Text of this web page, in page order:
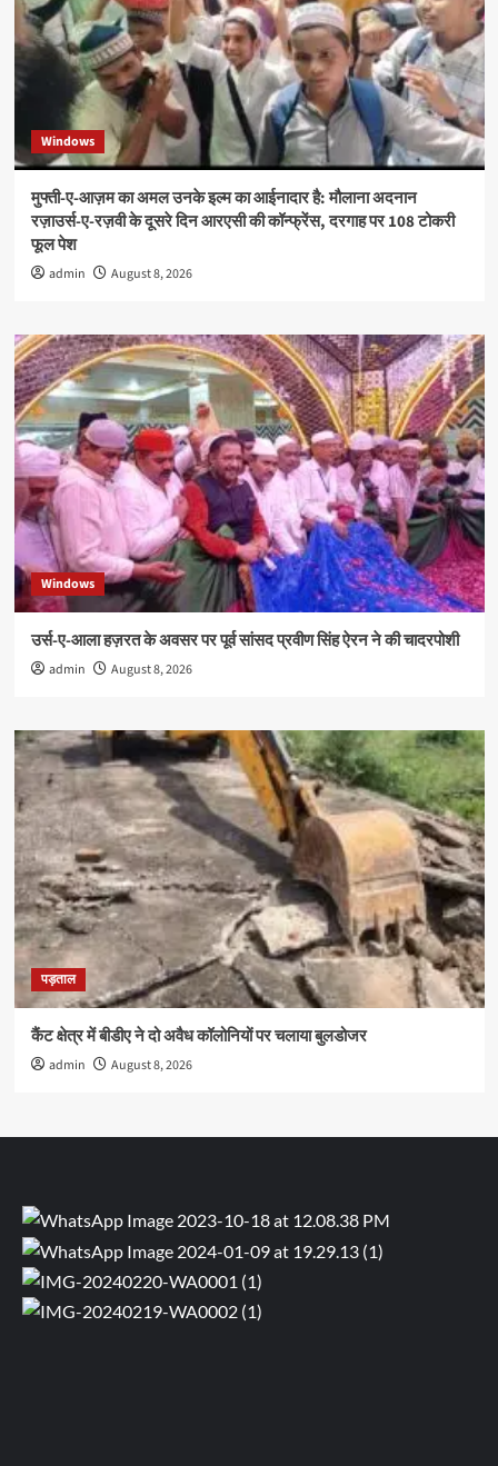
Windows
मुफ्ती-ए-आज़म का अमल उनके इल्म का आईनादार है: मौलाना अदनान
रज़ाउर्स-ए-रज़वी के दूसरे दिन आरएसी की कॉन्फ्रेंस, दरगाह पर 108 टोकरी
फूल पेश
admin August 8, 2026
Windows
उर्स-ए-आला हज़रत के अवसर पर पूर्व सांसद प्रवीण सिंह ऐरन ने की चादरपोशी
admin August 8, 2026
पड़ताल
कैंट क्षेत्र में बीडीए ने दो अवैध कॉलोनियों पर चलाया बुलडोजर
admin August 8, 2026